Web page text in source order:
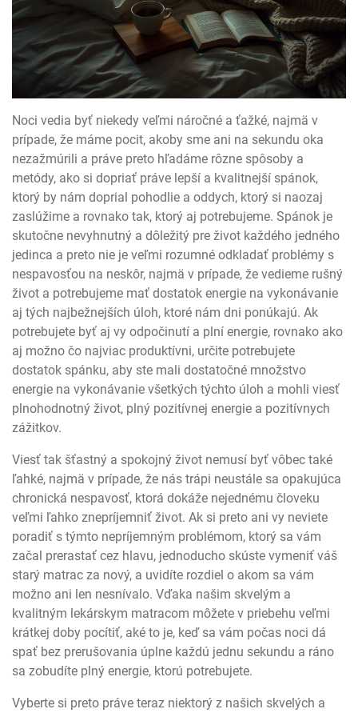
Noci vedia byť niekedy veľmi náročné a ťažké, najmä v
prípade, že máme pocit, akoby sme ani na sekundu oka
nezažmúrili a práve preto hľadáme rôzne spôsoby a
metódy, ako si dopriať práve lepší a kvalitnejší spánok,
ktorý by nám doprial pohodlie a oddych, ktorý si naozaj
zaslúžime a rovnako tak, ktorý aj potrebujeme. Spánok je
skutočne nevyhnutný a dôležitý pre život každého jedného
jedinca a preto nie je veľmi rozumné odkladať problémy s
nespavosťou na neskôr, najmä v prípade, že vedieme rušný
život a potrebujeme mať dostatok energie na vykonávanie
aj tých najbežnejších úloh, ktoré nám dni ponúkajú. Ak
potrebujete byť aj vy odpočinutí a plní energie, rovnako ako
aj možno čo najviac produktívni, určite potrebujete
dostatok spánku, aby ste mali dostatočné množstvo
energie na vykonávanie všetkých týchto úloh a mohli viesť
plnohodnotný život, plný pozitívnej energie a pozitívnych
zážitkov.
Viesť tak šťastný a spokojný život nemusí byť vôbec také
ľahké, najmä v prípade, že nás trápi neustále sa opakujúca
chronická nespavosť, ktorá dokáže nejednému človeku
veľmi ľahko znepríjemniť život. Ak si preto ani vy neviete
poradiť s týmto nepríjemným problémom, ktorý sa vám
začal prerastať cez hlavu, jednoducho skúste vymeniť váš
starý matrac za nový, a uvidíte rozdiel o akom sa vám
možno ani len nesnívalo. Vďaka našim skvelým a
kvalitným lekárskym matracom môžete v priebehu veľmi
krátkej doby pocítiť, aké to je, keď sa vám počas noci dá
spať bez prerušovania úplne každú jednu sekundu a ráno
sa zobudíte plný energie, ktorú potrebujete.
Vyberte si preto práve teraz niektorý z našich skvelých a